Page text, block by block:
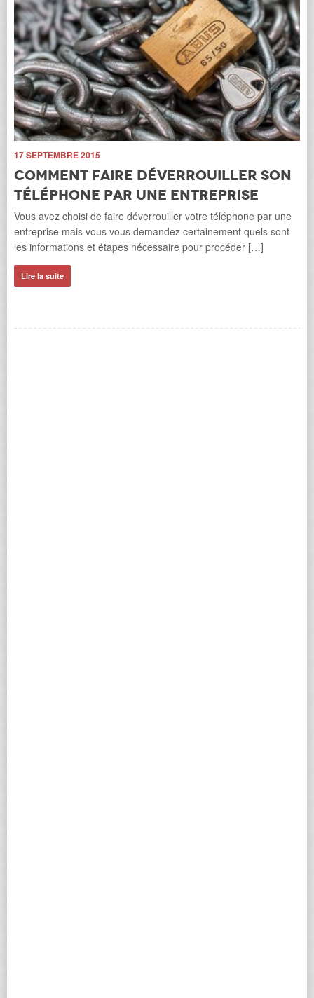
17 SEPTEMBRE 2015
Comment faire déverrouiller son
téléphone par une entreprise
Vous avez choisi de faire déverrouiller votre téléphone par une
entreprise mais vous vous demandez certainement quels sont
les informations et étapes nécessaire pour procéder […]
Lire la suite